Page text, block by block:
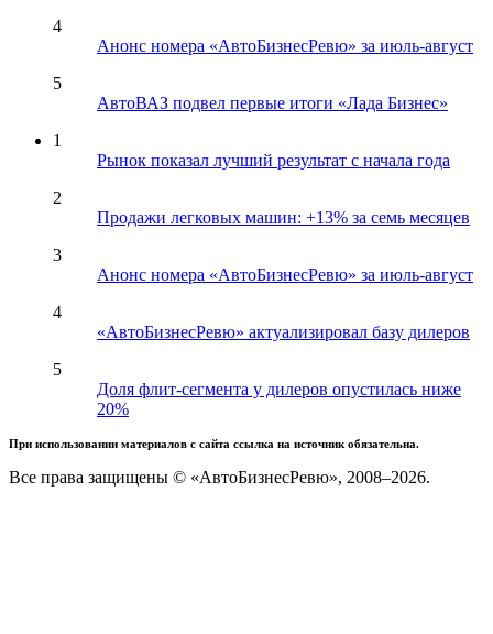
4
Анонс номера «АвтоБизнесРевю» за июль-август
5
АвтоВАЗ подвел первые итоги «Лада Бизнес»
1
Рынок показал лучший результат с начала года
2
Продажи легковых машин: +13% за семь месяцев
3
Анонс номера «АвтоБизнесРевю» за июль-август
4
«АвтоБизнесРевю» актуализировал базу дилеров
5
Доля флит-сегмента у дилеров опустилась ниже
20%
При использовании материалов с сайта ссылка на источник обязательна.
Все права защищены © «АвтоБизнесРевю», 2008–2026.